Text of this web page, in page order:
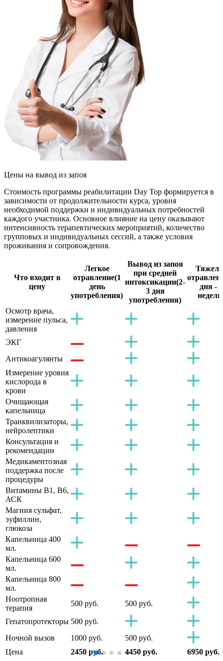
Цены на вывод из запоя
Стоимость программы реабилитации Day Top формируется в
зависимости от продолжительности курса, уровня
необходимой поддержки и индивидуальных потребностей
каждого участника. Основное влияние на цену оказывают
интенсивность терапевтических мероприятий, количество
групповых и индивидуальных сессий, а также условия
проживания и сопровождения.
Что входит в
цену
Легкое
отравление(1
день
употребления)
Вывод из запоя
при средней
интоксикации(2-
3 дня
употребления)
дня - 2
Осмотр врача,
измерение пульса,
давления
ЭКГ
Антикоагулянты
Измерение уровня
кислорода в
крови
Очищающая
капельница
Транквилизаторы,
нейролептики
Консультация и
рекомендации
Медикаментозная
поддержка после
процедуры
Витамины B1, B6,
АСК
Магния сульфат,
эуфиллин,
глюкоза
Капельница 400
мл.
Капельница 600
мл.
Капельница 800
мл.
Ноотропная
терапия
500 руб. 500 руб.
Гепатопротекторы 500 руб.
Ночной вызов
1000 руб.
500 руб.
Цена
2450 руб. 4450 руб. 6950 руб.